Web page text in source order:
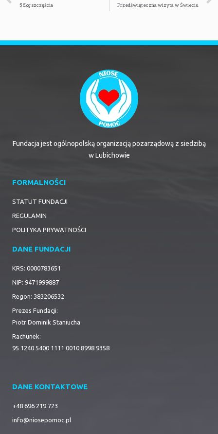
56kg szczęścia Przedświąteczna wizyta w Świeciu
Fundacja jest ogólnopolską organizacją pozarządową z siedzibą
w Lubichowie
FORMALNOŚCI
STATUT FUNDACJI
REGULAMIN
POLITYKA PRYWATNOŚCI
DANE FUNDACJI
KRS: 0000783651
NIP: 9471999887
Regon: 383206532
Prezes Fundacji:
Piotr Dominik Staniucha
Rachunek:
95 1240 5400 1111 0010 8998 9358
DANE KONTAKTOWE
+48 696 219 723
info@niosepomoc.pl